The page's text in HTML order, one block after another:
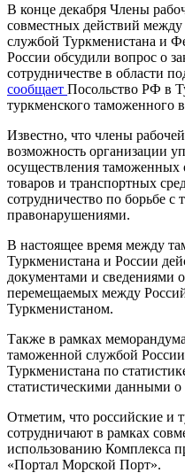
В конце декабря Члены
совместных действий
службой Туркменистана и
России обсудили вопрос о
сотрудничестве в области
сообщает Посольство РФ в
туркменского таможенного
Известно, что члены
возможность организации
осуществления
товаров и транспортных
сотрудничество по борьбе
правонарушениями.
В настоящее время между
Туркменистана и России
документами и сведениями
перемещаемых между
Туркменистаном.
Также в рамках
таможенной службой
Туркменистана по
статистическими данными о
Отметим, что российские и
сотрудничают в рамках
использованию Комплекса
«Портал Морской Порт».